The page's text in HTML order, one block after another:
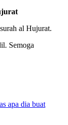
al Hujurat.
Semoga
apa dia buat